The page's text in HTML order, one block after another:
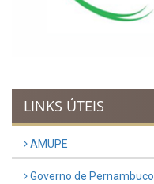
LINKS ÚTEIS
AMUPE
Governo de Pernambuco